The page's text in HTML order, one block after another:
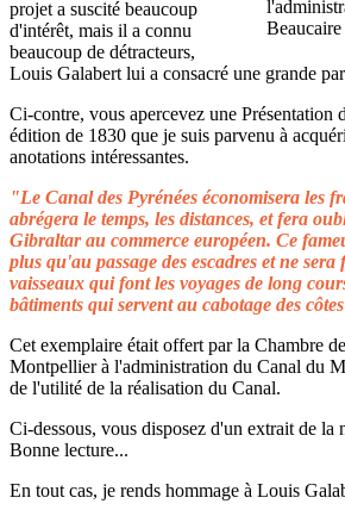
projet a suscité beaucoup
d'intérêt, mais il a connu
beaucoup de détracteurs,
Louis Galabert lui a consacré une grande
Ci-contre, vous apercevez une Présentation
édition de 1830 que je suis parvenu à
anotations intéressantes.
"Le Canal des Pyrénées économisera les
abrégera le temps, les distances, et fera
Gibraltar au commerce européen. Ce
plus qu'au passage des escadres et ne
vaisseaux qui font les voyages de long
bâtiments qui servent au cabotage des
Cet exemplaire était offert par la Chambre
Montpellier à l'administration du Canal du
de l'utilité de la réalisation du Canal.
Ci-dessous, vous disposez d'un extrait de la
Bonne lecture...
En tout cas, je rends hommage à Louis